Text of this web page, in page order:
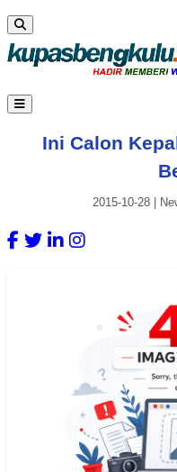
Ini Calon
2015-10-28